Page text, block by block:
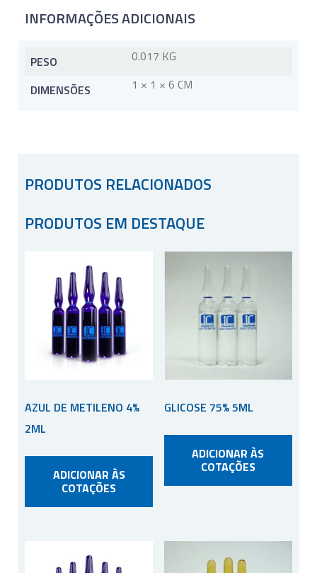
INFORMAÇÕES ADICIONAIS
PESO
0.017 KG
DIMENSÕES
1 × 1 × 6 CM
PRODUTOS RELACIONADOS
PRODUTOS EM DESTAQUE
AZUL DE METILENO 4%
2ML
ADICIONAR ÀS
COTAÇÕES
GLICOSE 75% 5ML
ADICIONAR ÀS
COTAÇÕES